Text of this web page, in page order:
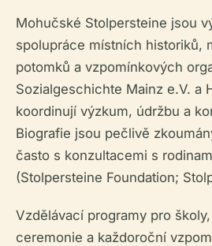
Mohučské Stolpersteine jsou
spolupráce místních historiků,
potomků a vzpomínkových
Sozialgeschichte Mainz e.V. a
koordinují výzkum, údržbu a
Biografie jsou pečlivě
často s konzultacemi s
(Stolpersteine Foundation;
Vzdělávací programy pro
ceremonie a každoroční